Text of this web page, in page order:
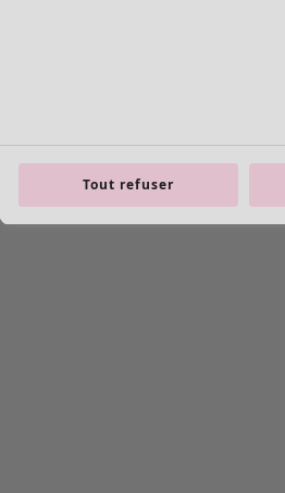
Tout refuser